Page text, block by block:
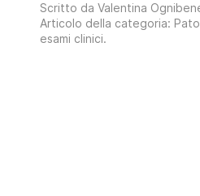
Scritto da Valentina
Articolo della categoria:
esami clinici.